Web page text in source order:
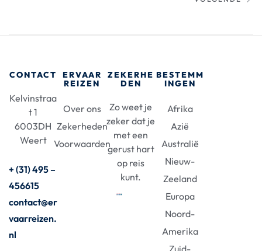
CONTACT
Kelvinstraa
t 1
6003DH
Weert
+ (31) 495 –
456615
contact@er
vaarreizen.
nl
ERVAAR
REIZEN
Over ons
Zekerheden
Voorwaarden
ZEKERHE
DEN
Zo weet je
zeker dat je
met een
gerust hart
op reis
kunt.
BESTEMM
INGEN
Afrika
Azië
Australië
Nieuw-
Zeeland
Europa
Noord-
Amerika
Zuid-